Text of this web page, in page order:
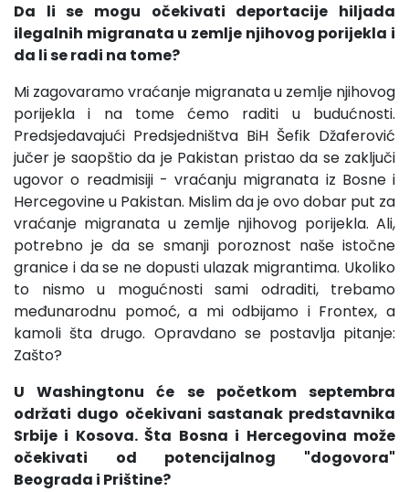
Da li se mogu očekivati deportacije hiljada
ilegalnih migranata u zemlje njihovog porijekla i
da li se radi na tome?
Mi zagovaramo vraćanje migranata u zemlje njihovog
porijekla i na tome ćemo raditi u budućnosti.
Predsjedavajući Predsjedništva BiH Šefik Džaferović
jučer je saopštio da je Pakistan pristao da se zaključi
ugovor o readmisiji - vraćanju migranata iz Bosne i
Hercegovine u Pakistan. Mislim da je ovo dobar put za
vraćanje migranata u zemlje njihovog porijekla. Ali,
potrebno je da se smanji poroznost naše istočne
granice i da se ne dopusti ulazak migrantima. Ukoliko
to nismo u mogućnosti sami odraditi, trebamo
međunarodnu pomoć, a mi odbijamo i Frontex, a
kamoli šta drugo. Opravdano se postavlja pitanje:
Zašto?
U Washingtonu će se početkom septembra
održati dugo očekivani sastanak predstavnika
Srbije i Kosova. Šta Bosna i Hercegovina može
očekivati od potencijalnog "dogovora"
Beograda i Prištine?